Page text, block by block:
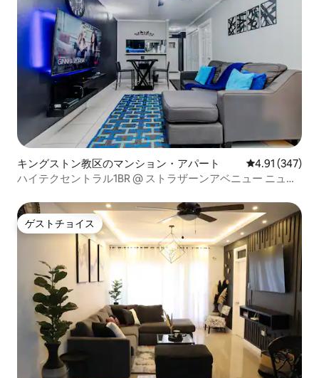
キングストン教区のマンション・アパート レビュー347
4.91 (347)
ハイテクセントラル1BR @ ストラザーンアベニュー ニュー
ゲストチョイス
ゲストチョイス